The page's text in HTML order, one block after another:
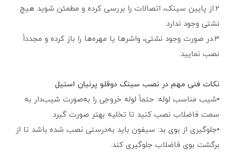
2.از پایین سینک، اتصالات را بررسی کرده و مطمئن شوید هیچ
نشتی وجود ندارد.
3.در صورت وجود نشتی، واشرها یا مهره‌ها را باز کرده و مجدداً
نصب نمایید.
نکات فنی مهم در نصب سینک دوقلو پرنیان استیل
•شیب مناسب لوله: حتماً لوله خروجی را به‌صورت شیب‌دار به
سمت فاضلاب نصب کنید تا تخلیه بهتر صورت گیرد.
•جلوگیری از بوی بد: سیفون باید به‌درستی نصب شده باشد تا از
برگشت بوی فاضلاب جلوگیری کند.